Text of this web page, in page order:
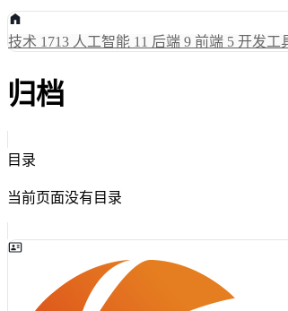
技术 1713 人工智能 11 后端 9 前端 5 开发工
归档
目录
当前页面没有目录